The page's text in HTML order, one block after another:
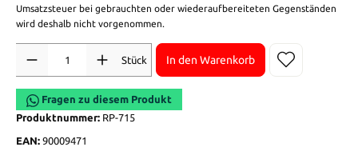
Umsatzsteuer bei gebrauchten oder wiederaufbereiteten Gegenständen
wird deshalb nicht vorgenommen.
Stück
In den Warenkorb
Fragen zu diesem Produkt
Produktnummer: RP-715
EAN: 90009471